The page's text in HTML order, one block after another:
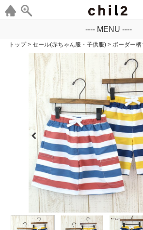
---- MENU ----
トップ > セール(赤ちゃん服・子供服) > ボーダー柄